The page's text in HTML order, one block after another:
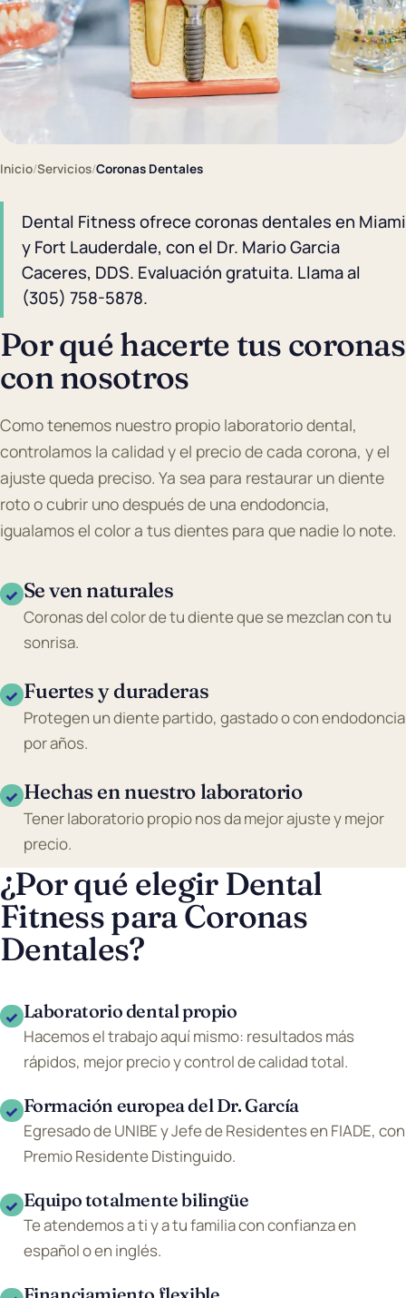
Inicio/Servicios/Coronas Dentales
Dental Fitness ofrece coronas dentales en Miami
y Fort Lauderdale, con el Dr. Mario Garcia
Caceres, DDS. Evaluación gratuita. Llama al
(305) 758-5878.
Por qué hacerte tus coronas
con nosotros
Como tenemos nuestro propio laboratorio dental,
controlamos la calidad y el precio de cada corona, y el
ajuste queda preciso. Ya sea para restaurar un diente
roto o cubrir uno después de una endodoncia,
igualamos el color a tus dientes para que nadie lo note.
✓ Se ven naturales
Coronas del color de tu diente que se mezclan con tu
sonrisa.
✓ Fuertes y duraderas
Protegen un diente partido, gastado o con endodoncia
por años.
✓ Hechas en nuestro laboratorio
Tener laboratorio propio nos da mejor ajuste y mejor
precio.
¿Por qué elegir Dental
Fitness para Coronas
Dentales?
✓ Laboratorio dental propio
Hacemos el trabajo aquí mismo: resultados más
rápidos, mejor precio y control de calidad total.
✓ Formación europea del Dr. García
Egresado de UNIBE y Jefe de Residentes en FIADE, con
Premio Residente Distinguido.
✓ Equipo totalmente bilingüe
Te atendemos a ti y a tu familia con confianza en
español o en inglés.